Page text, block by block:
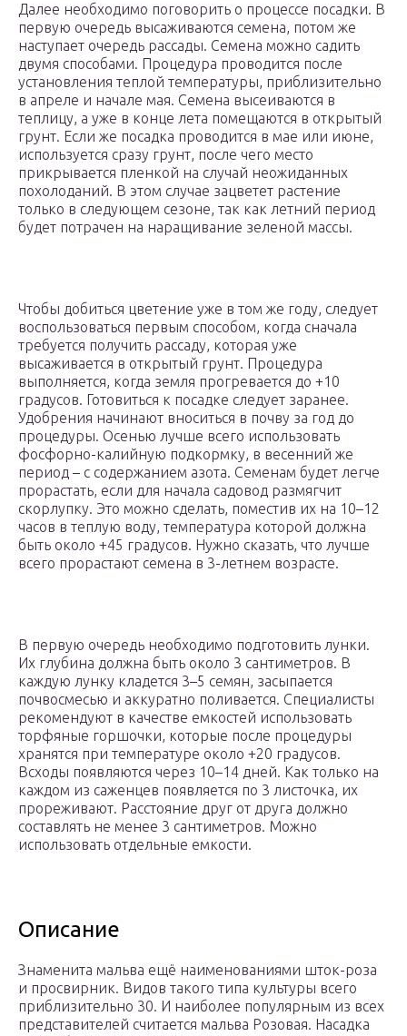
Далее необходимо поговорить о процессе посадки. В
первую очередь высаживаются семена, потом же
наступает очередь рассады. Семена можно садить
двумя способами. Процедура проводится после
установления теплой температуры, приблизительно
в апреле и начале мая. Семена высеиваются в
теплицу, а уже в конце лета помещаются в открытый
грунт. Если же посадка проводится в мае или июне,
используется сразу грунт, после чего место
прикрывается пленкой на случай неожиданных
похолоданий. В этом случае зацветет растение
только в следующем сезоне, так как летний период
будет потрачен на наращивание зеленой массы.
Чтобы добиться цветение уже в том же году, следует
воспользоваться первым способом, когда сначала
требуется получить рассаду, которая уже
высаживается в открытый грунт. Процедура
выполняется, когда земля прогревается до +10
градусов. Готовиться к посадке следует заранее.
Удобрения начинают вноситься в почву за год до
процедуры. Осенью лучше всего использовать
фосфорно-калийную подкормку, в весенний же
период – с содержанием азота. Семенам будет легче
прорастать, если для начала садовод размягчит
скорлупку. Это можно сделать, поместив их на 10–12
часов в теплую воду, температура которой должна
быть около +45 градусов. Нужно сказать, что лучше
всего прорастают семена в 3-летнем возрасте.
В первую очередь необходимо подготовить лунки.
Их глубина должна быть около 3 сантиметров. В
каждую лунку кладется 3–5 семян, засыпается
почвосмесью и аккуратно поливается. Специалисты
рекомендуют в качестве емкостей использовать
торфяные горшочки, которые после процедуры
хранятся при температуре около +20 градусов.
Всходы появляются через 10–14 дней. Как только на
каждом из саженцев появляется по 3 листочка, их
прореживают. Расстояние друг от друга должно
составлять не менее 3 сантиметров. Можно
использовать отдельные емкости.
Описание
Знаменита мальва ещё наименованиями шток-роза
и просвирник. Видов такого типа культуры всего
приблизительно 30. И наиболее популярным из всех
представителей считается мальва Розовая. Насадка